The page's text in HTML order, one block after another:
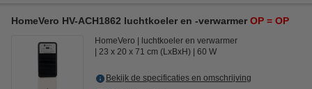
HomeVero HV-ACH1862 luchtkoeler en -verwarmer OP = OP
HomeVero
luchtkoeler en verwarmer
23 x 20 x 71 cm (LxBxH)
60 W
Bekijk de specificaties en omschrijving